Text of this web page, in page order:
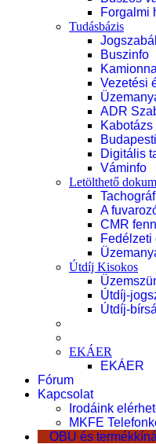
Forgalmi
Tudásbázis
Buszinfo
Vezetési
ADR
Digitális
Váminfo
Letölthető
A
CMR
Fedélzeti
Útdíj Kisokos
Útdíj-
Útdíj-
EKÁER
EKÁER
Fórum
Kapcsolat
Irodáink
MKFE
OBU és